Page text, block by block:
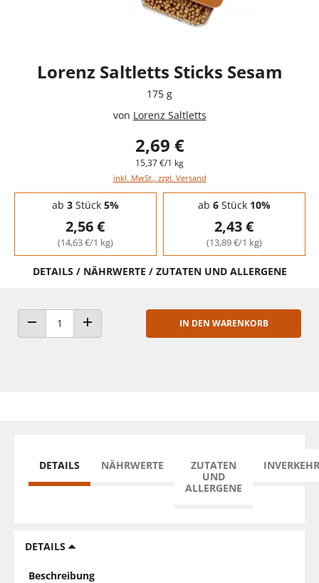
Lorenz Saltletts Sticks Sesam
175 g
von Lorenz Saltletts
2,69 €
15,37 €/1 kg
inkl. MwSt., zzgl. Versand
Staffelpreise - Mengenrabatt
ab 3Stück 5%
2,56 €
(14,63 €/1 kg)
ab 6Stück 10%
2,43 €
(13,89 €/1 kg)
DETAILS / NÄHRWERTE / ZUTATEN UND ALLERGENE
ANZAHL VERRINGERNANZAHL ERHÖHEN
IN DEN WARENKORB
DETAILS NÄHRWERTE
ZUTATEN
UND
ALLERGENE
DETAILS
Beschreibung